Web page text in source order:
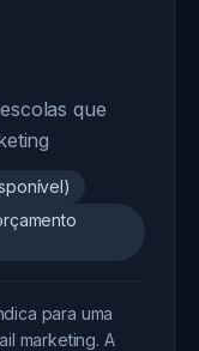
que
para uma
marketing. A